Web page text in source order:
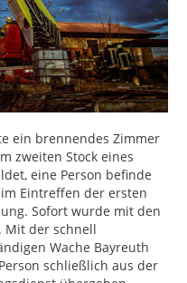
ein brennendes Zimmer
zweiten Stock eines
eine Person befinde
Eintreffen der ersten
Sofort wurde mit den
Mit der schnell
Wache Bayreuth
schließlich aus der